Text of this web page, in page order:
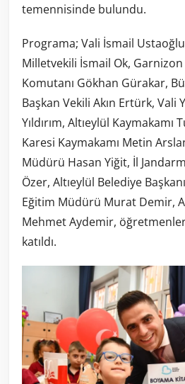
temennisinde bulundu.
Programa; Vali İsmail
Milletvekili İsmail Ok, Garnizon
Komutanı Gökhan Gürakar,
Başkan Vekili Akın Ertürk, Vali
Yıldırım, Altıeylül Kaymakamı
Karesi Kaymakamı Metin
Müdürü Hasan Yiğit, İl
Özer, Altıeylül Belediye
Eğitim Müdürü Murat Demir,
Mehmet Aydemir,
katıldı.